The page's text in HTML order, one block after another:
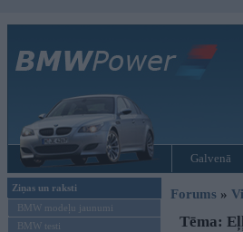
Galvenā
Ziņas un raksti
BMW modeļu jaunumi
BMW testi
Forums »
Tēma: